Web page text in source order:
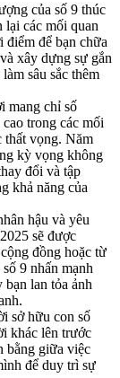
của số 9 thúc
lại các mối quan
điểm để bạn chữa
xây dựng sự gắn
sâu sắc thêm
mang chỉ số
trong các mối
thất vọng. Năm
kỳ vọng không
đổi và tập
khả năng của
hậu và yêu
sẽ được
đồng hoặc từ
9 nhấn mạnh
lan tỏa ảnh
sở hữu con số
khác lên trước
bằng giữa việc
để duy trì sự